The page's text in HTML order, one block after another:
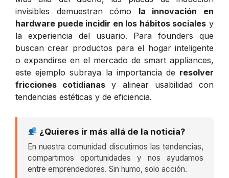
invisibles demuestran cómo la innovación en
hardware puede incidir en los hábitos sociales y
la experiencia del usuario. Para founders que
buscan crear productos para el hogar inteligente
o expandirse en el mercado de smart appliances,
este ejemplo subraya la importancia de resolver
fricciones cotidianas y alinear usabilidad con
tendencias estéticas y de eficiencia.
¿Quieres ir más allá de la noticia?
En nuestra comunidad discutimos las tendencias,
compartimos oportunidades y nos ayudamos
entre emprendedores. Sin humo, solo acción.